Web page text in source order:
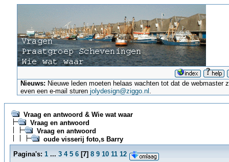
Nieuws: Nieuwe leden moeten helaas wachten tot dat de
even een e-mail sturenjolydesign@ziggo.nl .
Vraag en antwoord & Wie wat waar
Vraag en antwoord
Vraag en antwoord
oude visserij foto,s Barry
Pagina's: 1 ... 3 4 5 6 [7] 8 9 10 11 12